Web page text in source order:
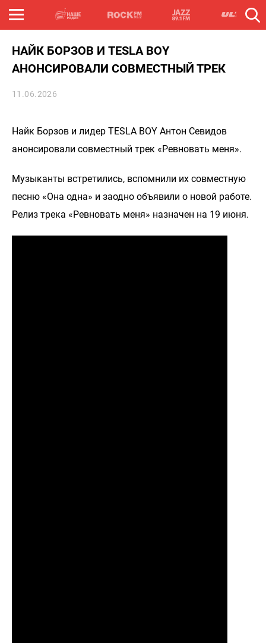
НАЙК БОРЗОВ И TESLA BOY
АНОНСИРОВАЛИ СОВМЕСТНЫЙ ТРЕК
11.06.2026
Найк Борзов и лидер TESLA BOY Антон Севидов
анонсировали совместный трек «Ревновать меня».
Музыканты встретились, вспомнили их совместную
песню «Она одна» и заодно объявили о новой работе.
Релиз трека «Ревновать меня» назначен на 19 июня.